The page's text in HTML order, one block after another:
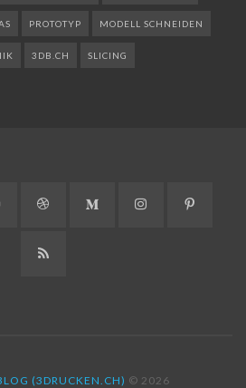
PROTOTYP MODELL SCHNEIDEN
3DB.CH SLICING
CodePen DribbbleMedium Instagram
RSS
(3DRUCKEN.CH) © 2026